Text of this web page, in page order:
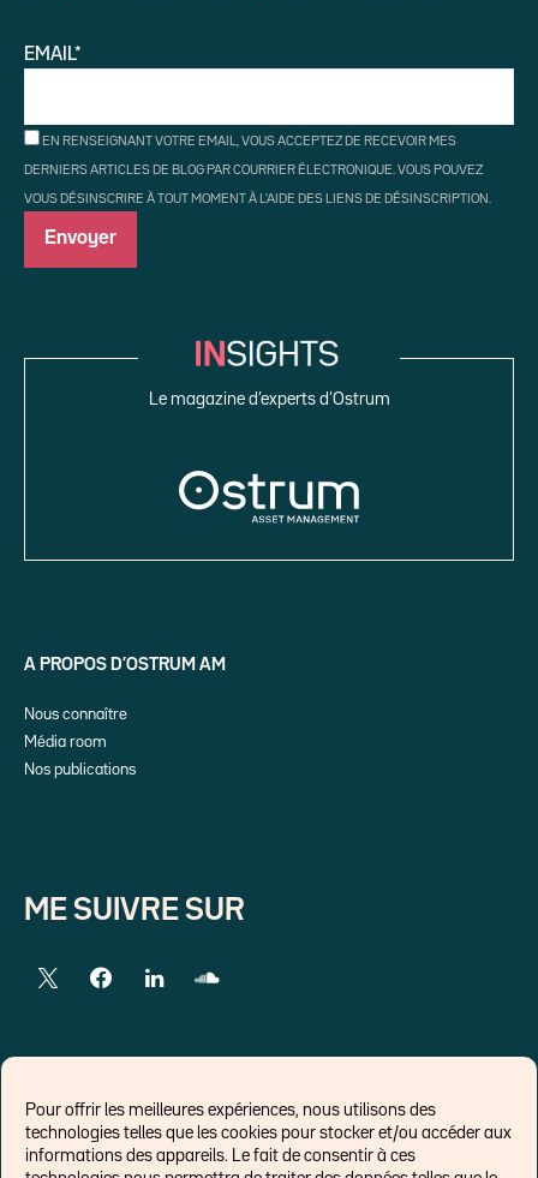
Pour offrir les meilleures expériences, nous utilisons des
technologies telles que les cookies pour stocker et/ou accéder aux
informations des appareils. Le fait de consentir à ces
EMAIL*
EN RENSEIGNANT VOTRE EMAIL, VOUS ACCEPTEZ DE RECEVOIR MES
DERNIERS ARTICLES DE BLOG PAR COURRIER ÉLECTRONIQUE. VOUS POUVEZ
VOUS DÉSINSCRIRE À TOUT MOMENT À L'AIDE DES LIENS DE DÉSINSCRIPTION.
Le magazine d’experts d’Ostrum
A PROPOS D’OSTRUM AM
Nous connaître
Média room
Nos publications
ME SUIVRE SUR
LIENS EXTERNES
Chroniques pour Forbes